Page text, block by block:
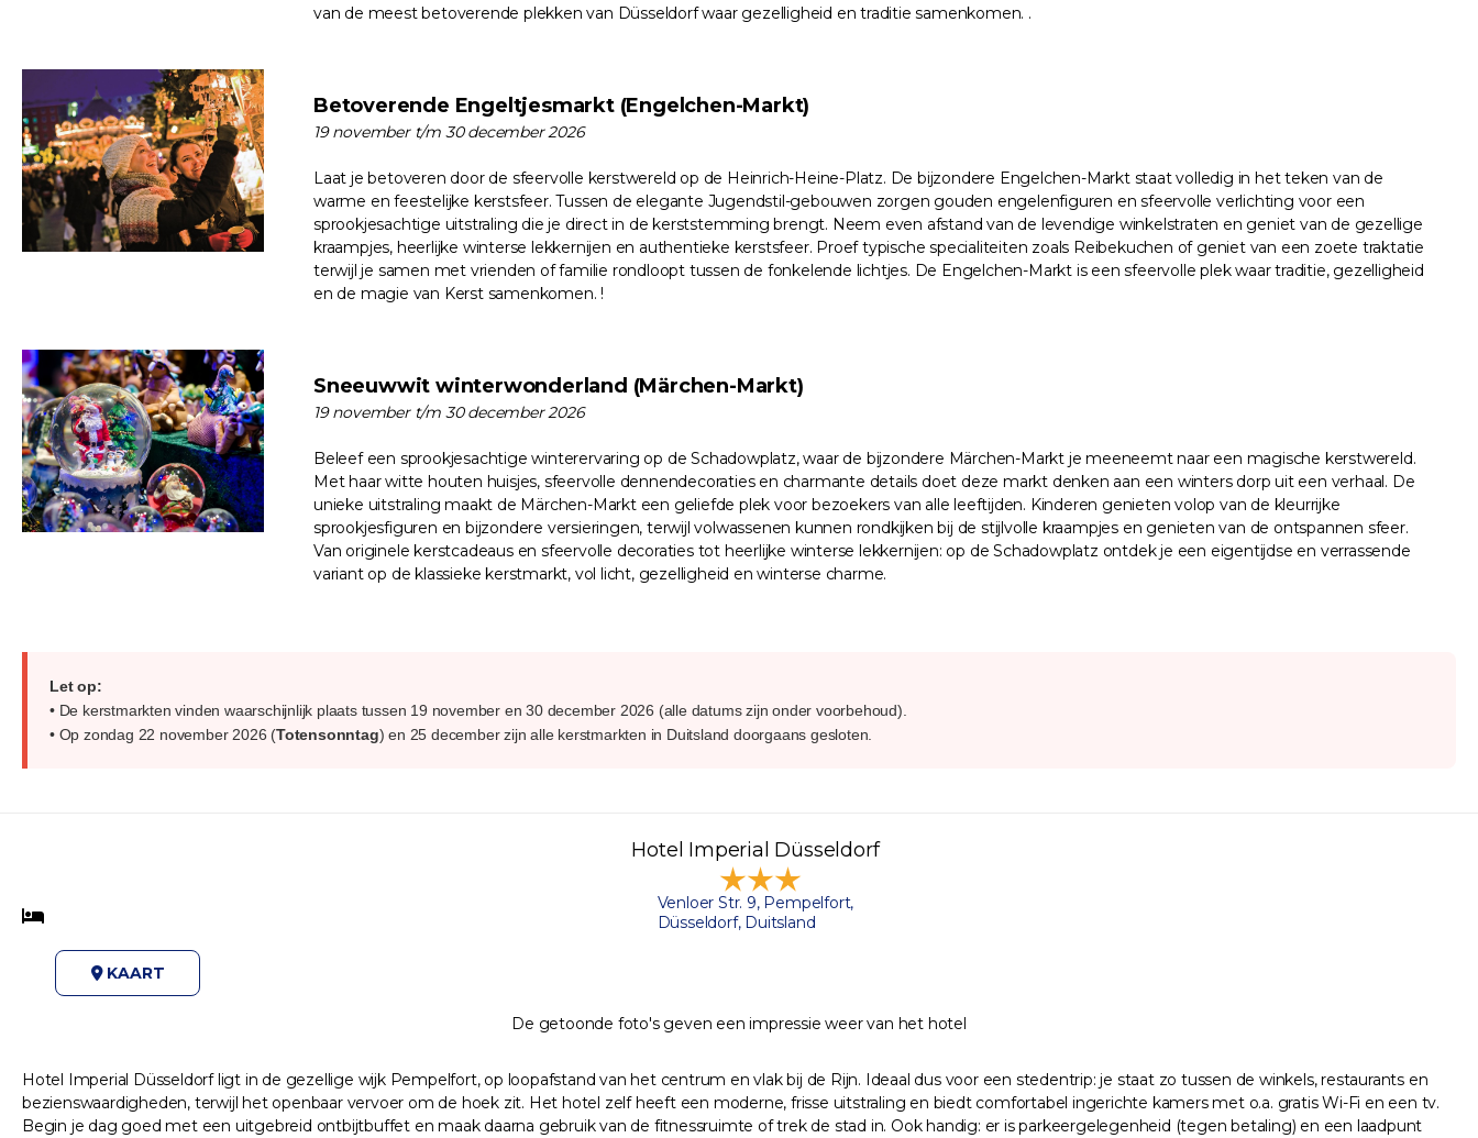
van de meest betoverende plekken van Düsseldorf waar gezelligheid en traditie samenkomen. .
Betoverende Engeltjesmarkt (Engelchen-Markt)
19 november t/m 30 december 2026
Laat je betoveren door de sfeervolle kerstwereld op de Heinrich-Heine-Platz. De bijzondere Engelchen-Markt staat volledig in het teken van de
warme en feestelijke kerstsfeer. Tussen de elegante Jugendstil-gebouwen zorgen gouden engelenfiguren en sfeervolle verlichting voor een
sprookjesachtige uitstraling die je direct in de kerststemming brengt. Neem even afstand van de levendige winkelstraten en geniet van de gezellige
kraampjes, heerlijke winterse lekkernijen en authentieke kerstsfeer. Proef typische specialiteiten zoals Reibekuchen of geniet van een zoete traktatie
terwijl je samen met vrienden of familie rondloopt tussen de fonkelende lichtjes. De Engelchen-Markt is een sfeervolle plek waar traditie, gezelligheid
en de magie van Kerst samenkomen. !
Sneeuwwit winterwonderland (Märchen-Markt)
19 november t/m 30 december 2026
Beleef een sprookjesachtige winterervaring op de Schadowplatz, waar de bijzondere Märchen-Markt je meeneemt naar een magische kerstwereld.
Met haar witte houten huisjes, sfeervolle dennendecoraties en charmante details doet deze markt denken aan een winters dorp uit een verhaal. De
unieke uitstraling maakt de Märchen-Markt een geliefde plek voor bezoekers van alle leeftijden. Kinderen genieten volop van de kleurrijke
sprookjesfiguren en bijzondere versieringen, terwijl volwassenen kunnen rondkijken bij de stijlvolle kraampjes en genieten van de ontspannen sfeer.
Van originele kerstcadeaus en sfeervolle decoraties tot heerlijke winterse lekkernijen: op de Schadowplatz ontdek je een eigentijdse en verrassende
variant op de klassieke kerstmarkt, vol licht, gezelligheid en winterse charme.
Let op:
• De kerstmarkten vinden waarschijnlijk plaats tussen 19 november en 30 december 2026 (alle datums zijn onder voorbehoud).
• Op zondag 22 november 2026 (Totensonntag) en 25 december zijn alle kerstmarkten in Duitsland doorgaans gesloten.
Hotel Imperial Düsseldorf
Venloer Str. 9, Pempelfort,
Düsseldorf, Duitsland
KAART
De getoonde foto's geven een impressie weer van het hotel
Hotel Imperial Düsseldorf ligt in de gezellige wijk Pempelfort, op loopafstand van het centrum en vlak bij de Rijn. Ideaal dus voor een stedentrip: je staat zo tussen de winkels, restaurants en
bezienswaardigheden, terwijl het openbaar vervoer om de hoek zit. Het hotel zelf heeft een moderne, frisse uitstraling en biedt comfortabel ingerichte kamers met o.a. gratis Wi-Fi en een tv.
Begin je dag goed met een uitgebreid ontbijtbuffet en maak daarna gebruik van de fitnessruimte of trek de stad in. Ook handig: er is parkeergelegenheid (tegen betaling) en een laadpunt